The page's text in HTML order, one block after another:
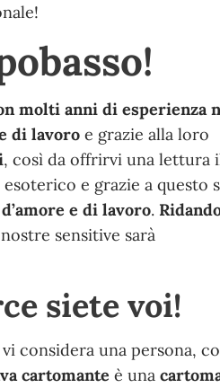
molti anni di esperienza
di lavoro e grazie alla loro
, così da offrirvi una lettura
e grazie a questo
e di lavoro.
sensitive sarà
siete voi!
considera una persona,
cartomante è una